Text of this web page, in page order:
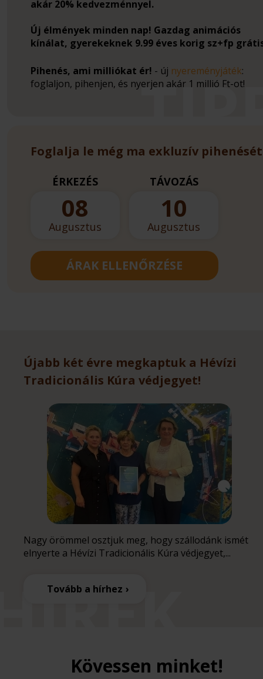
akár 20% kedvezménnyel.
Új élmények minden nap! Gazdag animációs
kínálat, gyerekeknek 9.99 éves korig sz+fp
Pihenés, ami milliókat ér! - új nyereményjáték:
foglaljon, pihenjen, és nyerjen akár 1 millió Ft-ot!
Foglalja le még ma exkluzív
ÉRKEZÉS
08
Augusztus
TÁVOZÁS
10
Augusztus
ÁRAK ELLENŐRZÉSE
Újabb két évre megkaptuk a Hévízi
Tradicionális Kúra védjegyet!
Nagy örömmel osztjuk meg, hogy szállodánk ismét
elnyerte a Hévízi Tradicionális Kúra védjegyet,...
Tovább a hírhez
Kövessen minket!